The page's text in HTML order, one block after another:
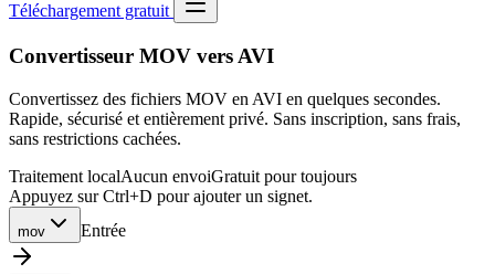
Téléchargement gratuit
Convertisseur MOV vers AVI
Convertissez des fichiers MOV en AVI en quelques secondes.
Rapide, sécurisé et entièrement privé. Sans inscription, sans frais,
sans restrictions cachées.
Traitement localAucun envoiGratuit pour toujours
Appuyez sur Ctrl+D pour ajouter un signet.
mov Entrée